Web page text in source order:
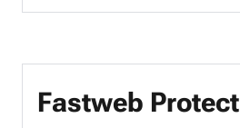
Fastweb Protect